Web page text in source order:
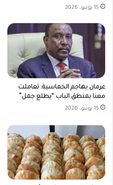
15 يونيو، 2026
عرمان يهاجم الخماسية: تعاملت
معنا بمنطق الباب “يطلع جمل”
15 يونيو، 2026